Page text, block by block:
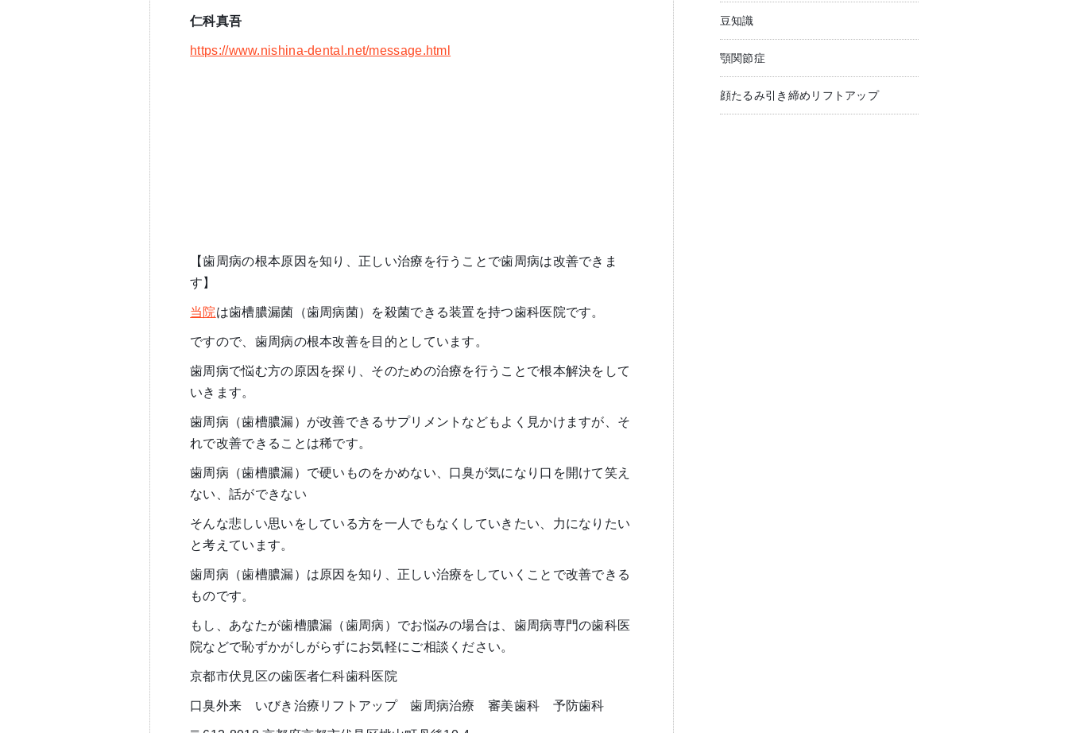
仁科真吾
https://www.nishina-dental.net/message.html
【歯周病の根本原因を知り、正しい治療を行うことで歯周病は改善できま
す】
当院は歯槽膿漏菌（歯周病菌）を殺菌できる装置を持つ歯科医院です。
ですので、歯周病の根本改善を目的としています。
歯周病で悩む方の原因を探り、そのための治療を行うことで根本解決をして
いきます。
歯周病（歯槽膿漏）が改善できるサプリメントなどもよく見かけますが、そ
れで改善できることは稀です。
歯周病（歯槽膿漏）で硬いものをかめない、口臭が気になり口を開けて笑え
ない、話ができない
そんな悲しい思いをしている方を一人でもなくしていきたい、力になりたい
と考えています。
歯周病（歯槽膿漏）は原因を知り、正しい治療をしていくことで改善できる
ものです。
もし、あなたが歯槽膿漏（歯周病）でお悩みの場合は、歯周病専門の歯科医
院などで恥ずかがしがらずにお気軽にご相談ください。
京都市伏見区の歯医者仁科歯科医院
口臭外来 いびき治療リフトアップ 歯周病治療 審美歯科 予防歯科
豆知識
顎関節症
顔たるみ引き締めリフトアップ